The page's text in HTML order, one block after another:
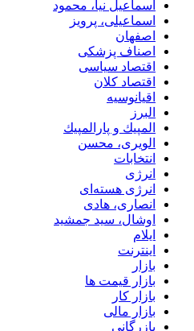
اسماعیل نیا، محمود
اسماعیلی، پرویز
اصفهان
اصناف پزشکی
اقتصاد سیاسی
اقتصاد کلان
اقیانوسیه
البرز
المپيك و پارالمپيك
الویری، محسن
انتخابات
انرژی
انرژی هسته‌ای
انصاری، هادی
اوشال، سید جمشید
ایلام
اینترنت
بازار
بازار قیمت ها
بازار کار
بازار مالی
بازرگانی